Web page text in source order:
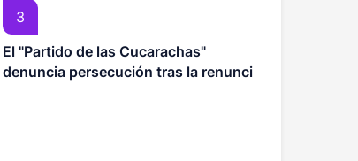
3
El "Partido de las Cucarachas"
denuncia persecución tras la renuncia
del ministro de Educación